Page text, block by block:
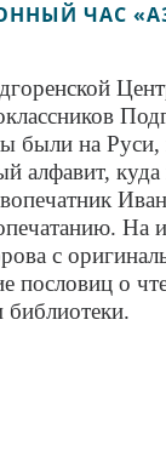
ЧАС
были на Руси,
алфавит,
На
с
пословиц о
библиотеки.